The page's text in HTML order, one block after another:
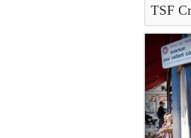
TSF